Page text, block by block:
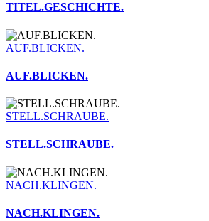
TITEL.GESCHICHTE.
AUF.BLICKEN.
AUF.BLICKEN.
STELL.SCHRAUBE.
STELL.SCHRAUBE.
NACH.KLINGEN.
NACH.KLINGEN.